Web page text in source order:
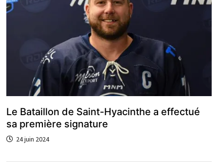
Le Bataillon de Saint-Hyacinthe a effectué
sa première signature
24 juin 2024